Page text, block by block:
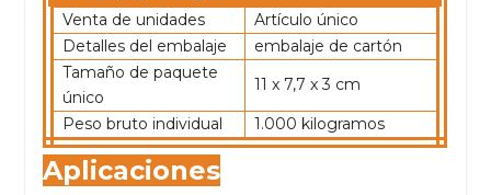
Venta de unidades
Artículo único
Detalles del embalaje
embalaje de cartón
Tamaño de paquete
único
11 x 7,7 x 3 cm
Peso bruto individual
1.000 kilogramos
Aplicaciones